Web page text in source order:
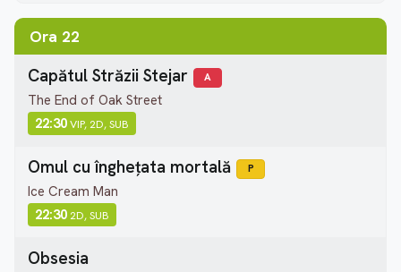
Ora 22
Capătul Străzii Stejar A
The End of Oak Street
22:30VIP, 2D, SUB
Omul cu înghețata mortală P
Ice Cream Man
22:30 2D, SUB
Obsesia